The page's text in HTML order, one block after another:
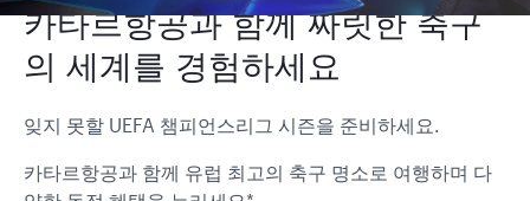
카타르항공과 함께 짜릿한 축구
의 세계를 경험하세요
잊지 못할 UEFA 챔피언스리그 시즌을 준비하세요.
카타르항공과 함께 유럽 최고의 축구 명소로 여행하며 다